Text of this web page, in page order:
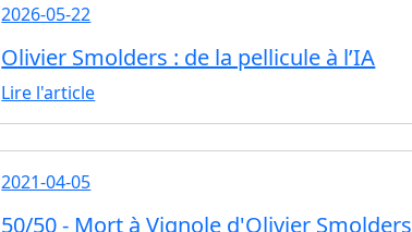
2026-05-22
Olivier Smolders : de la pellicule à l’IA
Lire l'article
2021-04-05
50/50 - Mort à Vignole d'Olivier Smolders